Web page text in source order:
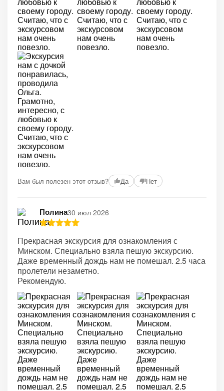
Вам был полезен этот отзыв? Да Нет
Полина30 июл 2026
Прекрасная экскурсия для ознакомления с
Минском. Специально взяла пешую экскурсию.
Даже временный дождь нам не помешал. 2.5 часа
пролетели незаметно.
Рекомендую.